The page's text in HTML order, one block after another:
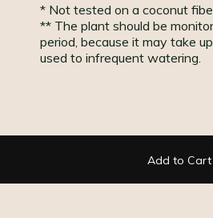
* Not tested on a coconut
** The plant should be
period, because it may take
used to infrequent watering.
Add to Cart